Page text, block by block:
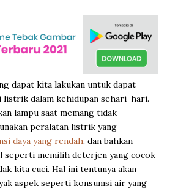
dapat kita lakukan untuk dapat
listrik dalam kehidupan sehari-hari.
lampu saat memang tidak
peralatan listrik yang
daya yang rendah, dan bahkan
seperti memilih deterjen yang cocok
kita cuci. Hal ini tentunya akan
aspek seperti konsumsi air yang